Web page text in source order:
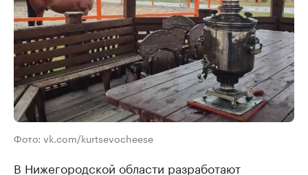
Фото: vk.com/kurtsevocheese
В Нижегородской области разработают